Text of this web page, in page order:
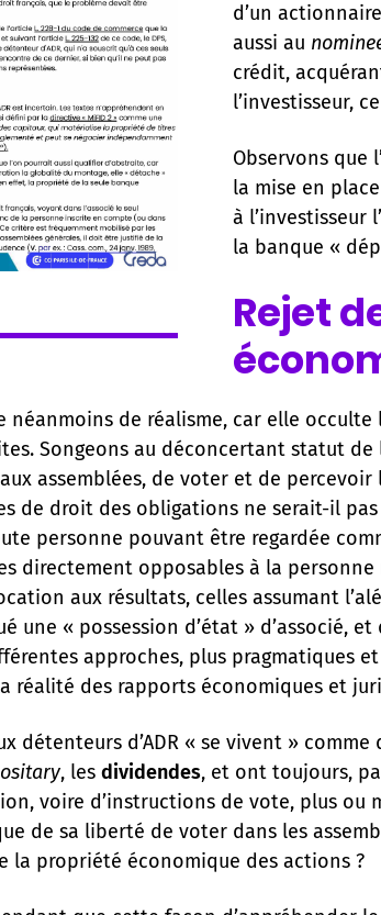
d’un
aussi au
crédit,
l’investisseur,
Observons que
la mise en
à l’investisseur
la banque «
Rejet
néanmoins de réalisme, car elle
Songeons au déconcertant statut
assemblées, de voter et de percevoir
de droit des obligations ne serait-il
personne pouvant être regardée
directement opposables à la personne
aux résultats, celles assumant
une « possession d’état » d’associé,
approches, plus
réalité des rapports économiques et
détenteurs d’ADR « se vivent »
, lesdividendes, et ont toujours,
voire d’instructions de vote, plus
de sa liberté de voter dans les
la propriété économique des actions ?